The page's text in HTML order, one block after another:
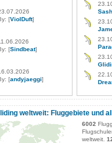
[ViolDuft]
[Sindbeat]
[andyjaeggi]
weltweit: Fluggebiete und
6002
weltweit.